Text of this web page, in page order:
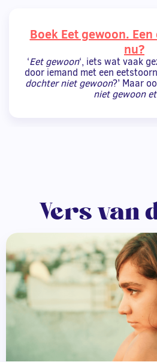
Boek Eet gewoon.
nu?
‘Eet gewoon‘, iets wat vaak
door iemand met een
dochter niet gewoon?’ Maar
niet gewoon
Vers van